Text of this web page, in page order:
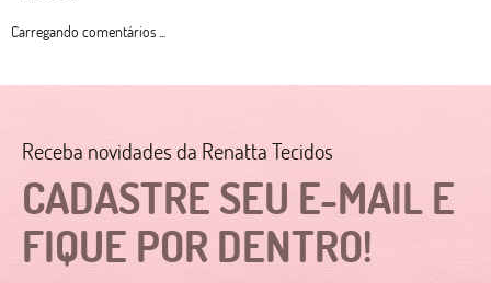
Carregando comentários ...
CADASTRE SEU E-MAIL E
FIQUE POR DENTRO!
Receba novidades da Renatta Tecidos